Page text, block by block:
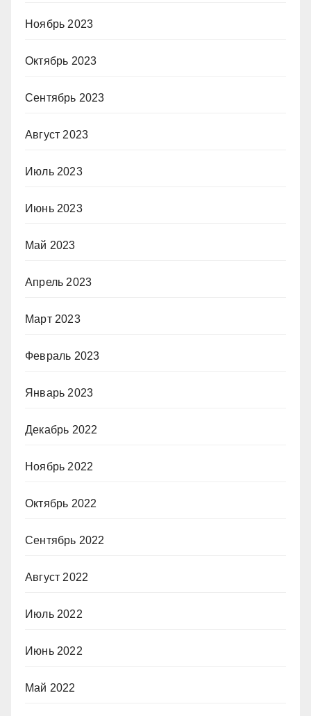
Ноябрь 2023
Октябрь 2023
Сентябрь 2023
Август 2023
Июль 2023
Июнь 2023
Май 2023
Апрель 2023
Март 2023
Февраль 2023
Январь 2023
Декабрь 2022
Ноябрь 2022
Октябрь 2022
Сентябрь 2022
Август 2022
Июль 2022
Июнь 2022
Май 2022